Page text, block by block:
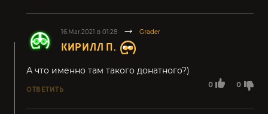
16.Mar.2021 в 01:28 Grader
КИРИЛЛ П.
0 0
А что именно там такого донатного?)
ОТВЕТИТЬ